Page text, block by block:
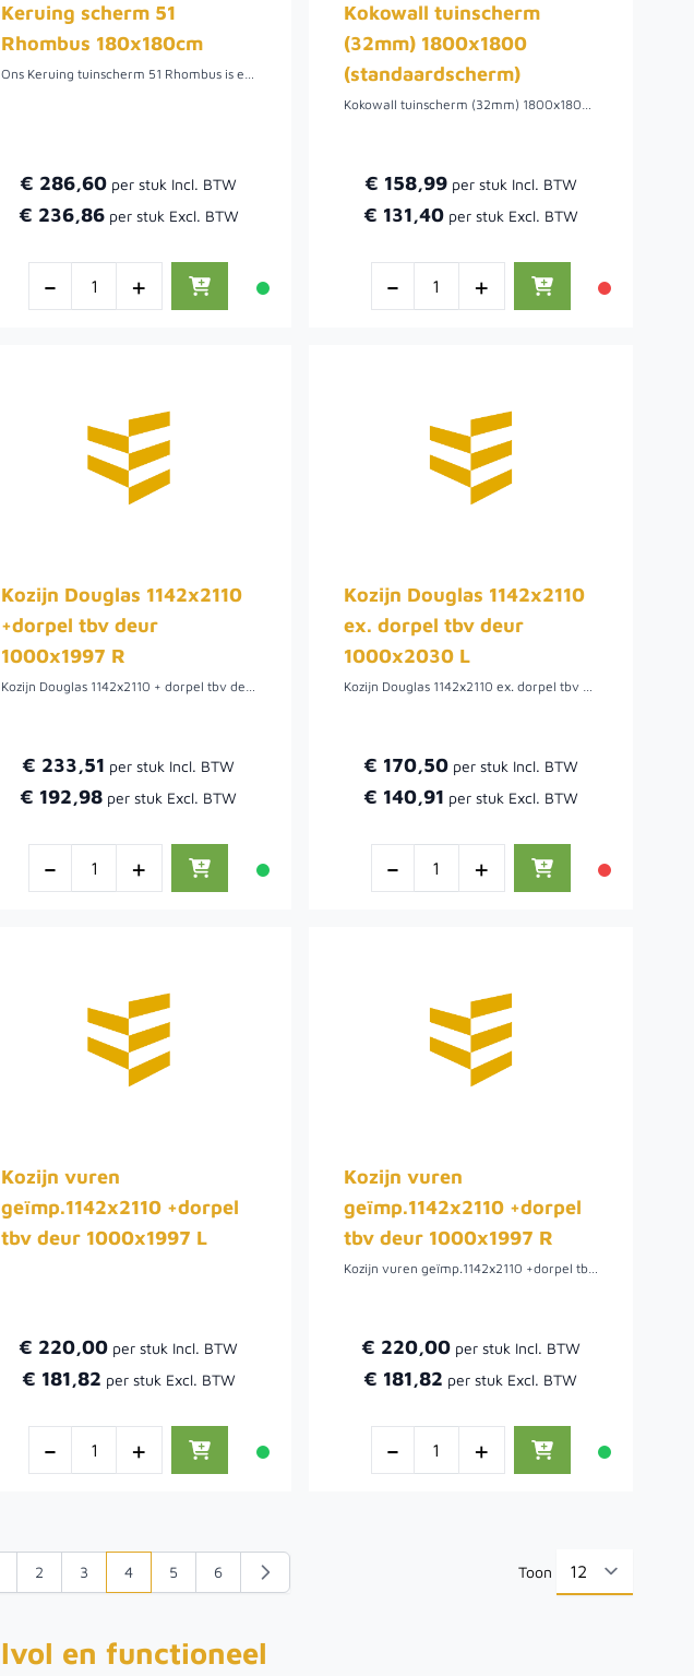
Keruing scherm 51
Rhombus 180x180cm
Ons Keruing tuinscherm 51 Rhombus is een unieke hardhouten scherm met glad geschaafde Rhombus latten van 13x64 mm. Het scherm is duurzaam en stijlvol, daarnaast zijn de latten dicht op elkaar zijn geplaatst is er weinig doorkijk voor extra privacy in uw tuin!Met zijn moderne uitstraling, privacy en warm karakter is dit tuinscherm onmisbaar in uw project!
€ 286,60
€ 236,86
- +
Kokowall tuinscherm
(32mm) 1800x1800
(standaardscherm)
Kokowall tuinscherm (32mm) 1800x1800 (standaardscherm).
€ 158,99
€ 131,40
- +
Kozijn Douglas 1142x2110
+dorpel tbv deur
1000x1997 R
Kozijn Douglas 1142x2110 + dorpel tbv deur 1000x1997 R.
€ 233,51
€ 192,98
- +
Kozijn Douglas 1142x2110
ex. dorpel tbv deur
1000x2030 L
Kozijn Douglas 1142x2110 ex. dorpel tbv deur 1000x2030
€ 170,50
€ 140,91
- +
Kozijn vuren
geïmp.1142x2110 +dorpel
tbv deur 1000x1997 L
€ 220,00
€ 181,82
- +
Kozijn vuren
geïmp.1142x2110 +dorpel
tbv deur 1000x1997 R
Kozijn vuren geïmp.1142x2110 +dorpel tbv deur 1000x1997 R.
€ 220,00
€ 181,82
- +
Pagina
2 Pagina
3 U lees momenteel pagina
4 Pagina
5 Pagina
6 Toon
en functioneel